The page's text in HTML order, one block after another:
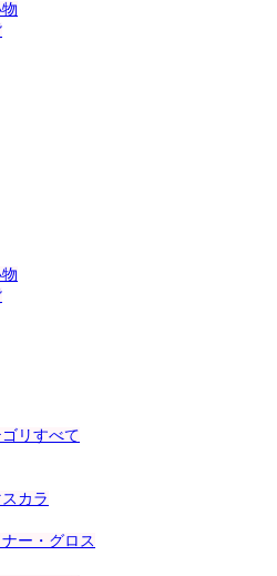
リすべて
カラ
ー・グロス